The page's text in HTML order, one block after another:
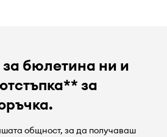
бюлетина ни и
отстъпка** за
общност, за да получаваш